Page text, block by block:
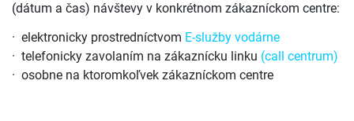
(dátum a čas) návštevy v konkrétnom zákazníckom centre:
· elektronicky prostredníctvom E-služby vodárne
· telefonicky zavolaním na zákaznícku linku (call centrum)
· osobne na ktoromkoľvek zákazníckom centre